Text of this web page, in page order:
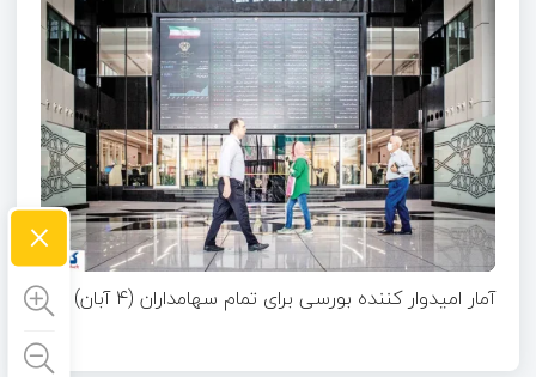
آمار امیدوار کننده بورسی برای تمام سهامداران (۴ آبان)
×